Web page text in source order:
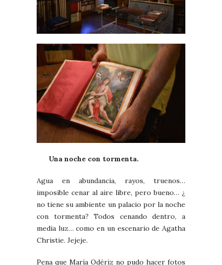
Una noche con tormenta.
Agua en abundancia, rayos, truenos…
imposible cenar al aire libre, pero bueno… ¿
no tiene su ambiente un palacio por la noche
con tormenta? Todos cenando dentro, a
media luz… como en un escenario de Agatha
Christie. Jejeje.
Pena que María Odériz no pudo hacer fotos